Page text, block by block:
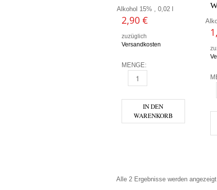
Alkohol 15% , 0,02 l
2,90 €
zuzüglich
Versandkosten
MENGE:
FRANZI MINI MENGE
IN DEN
WARENKORB
Alle 2 Ergebnisse werden angezeigt